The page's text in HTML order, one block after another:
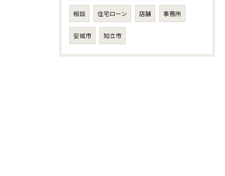
相談 住宅ローン 店舗 事務所
安城市 知立市